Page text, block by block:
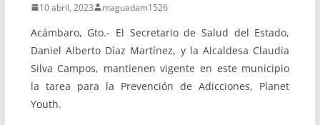
10 abril, 2023 maguadam1526
Acámbaro, Gto.- El Secretario de Salud del Estado,
Daniel Alberto Díaz Martínez, y la Alcaldesa Claudia
Silva Campos, mantienen vigente en este municipio
la tarea para la Prevención de Adicciones, Planet
Youth.